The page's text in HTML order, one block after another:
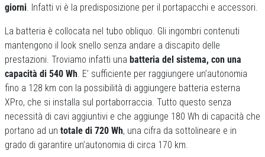
giorni. Infatti vi è la predisposizione per il portapacchi e accessori.
La batteria è collocata nel tubo obliquo. Gli ingombri contenuti
mantengono il look snello senza andare a discapito delle
prestazioni. Troviamo infatti una batteria del sistema, con una
capacità di 540 Wh. E’ sufficiente per raggiungere un’autonomia
fino a 128 km con la possibilità di aggiungere batteria esterna
XPro, che si installa sul portaborraccia. Tutto questo senza
necessità di cavi aggiuntivi e che aggiunge 180 Wh di capacità che
portano ad un totale di 720 Wh, una cifra da sottolineare e in
grado di garantire un’autonomia di circa 170 km.